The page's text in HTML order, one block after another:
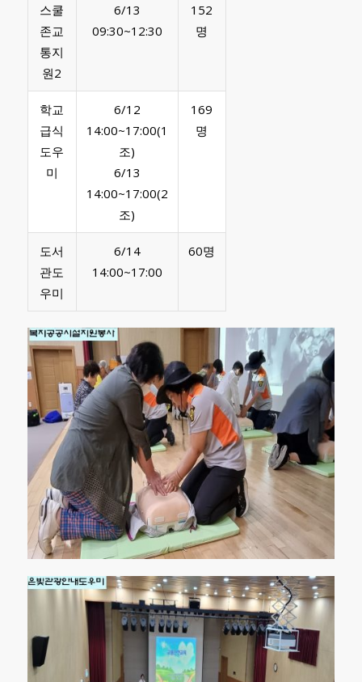
스쿨
존교
통지
원2
6/13
09:30~12:30
152
명
학교
급식
도우
미
6/12
14:00~17:00(1
조)
6/13
14:00~17:00(2
조)
169
명
도서
관도
우미
6/14
14:00~17:00
60명